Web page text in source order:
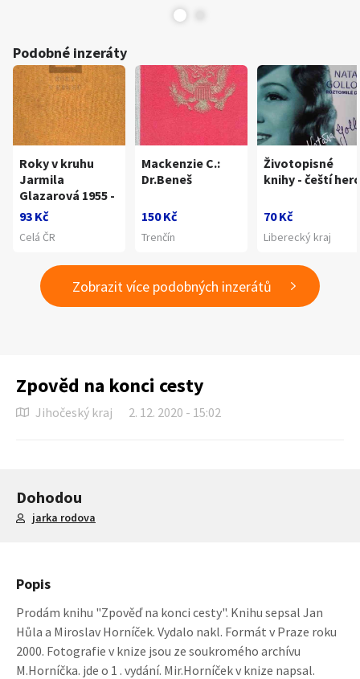
Podobné inzeráty
Roky v kruhu
Jarmila
Glazarová 1955 -
93 Kč
Celá ČR
Mackenzie C.:
Dr.Beneš
150 Kč
Trenčín
Životopisné
knihy - čeští
70 Kč
Liberecký kraj
Zobrazit více podobných inzerátů
Zpověd na konci cesty
Jihočeský kraj 2. 12. 2020 - 15:02
Dohodou
jarka rodova
Popis
Prodám knihu "Zpověď na konci cesty". Knihu sepsal Jan
Hůla a Miroslav Horníček. Vydalo nakl. Formát v Praze roku
2000. Fotografie v knize jsou ze soukromého archívu
M.Horníčka. jde o 1 . vydání. Mir.Horníček v knize napsal.